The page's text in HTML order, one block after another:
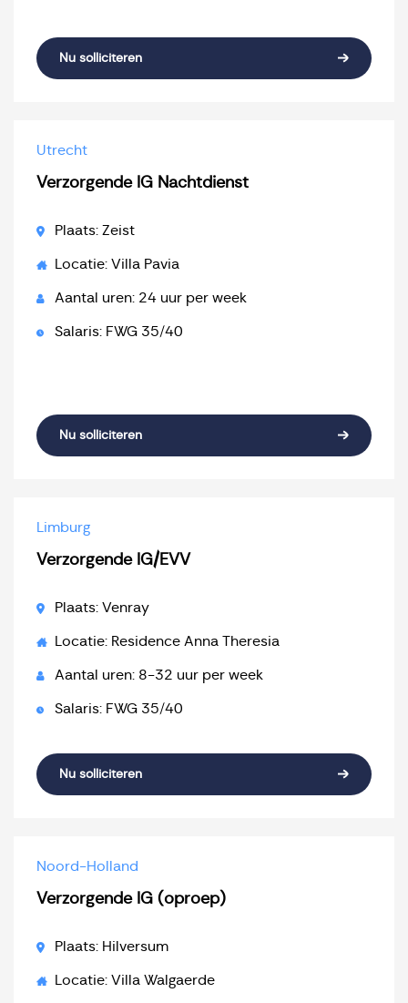
Nu solliciteren
Utrecht
Verzorgende IG Nachtdienst
Plaats: Zeist
Locatie: Villa Pavia
Aantal uren: 24 uur per week
Salaris: FWG 35/40
Nu solliciteren
Limburg
Verzorgende IG/EVV
Plaats: Venray
Locatie: Residence Anna Theresia
Aantal uren: 8-32 uur per week
Salaris: FWG 35/40
Nu solliciteren
Noord-Holland
Verzorgende IG (oproep)
Plaats: Hilversum
Locatie: Villa Walgaerde